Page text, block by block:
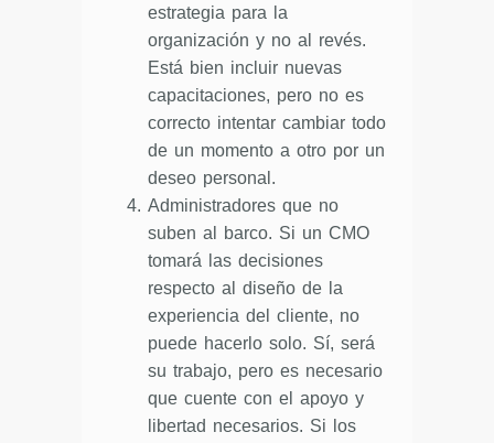
estrategia para la
organización y no al revés.
Está bien incluir nuevas
capacitaciones, pero no es
correcto intentar cambiar todo
de un momento a otro por un
deseo personal.
Administradores que no
suben al barco. Si un CMO
tomará las decisiones
respecto al diseño de la
experiencia del cliente, no
puede hacerlo solo. Sí, será
su trabajo, pero es necesario
que cuente con el apoyo y
libertad necesarios. Si los